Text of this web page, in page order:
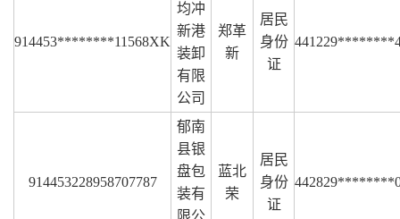
914453********11568XK
均冲
新港
装卸
有限
公司
郑革
新
居民
身份
证
914453228958707787
郁南
县银
盘包
装有
限公
蓝北
荣
居民
身份
证